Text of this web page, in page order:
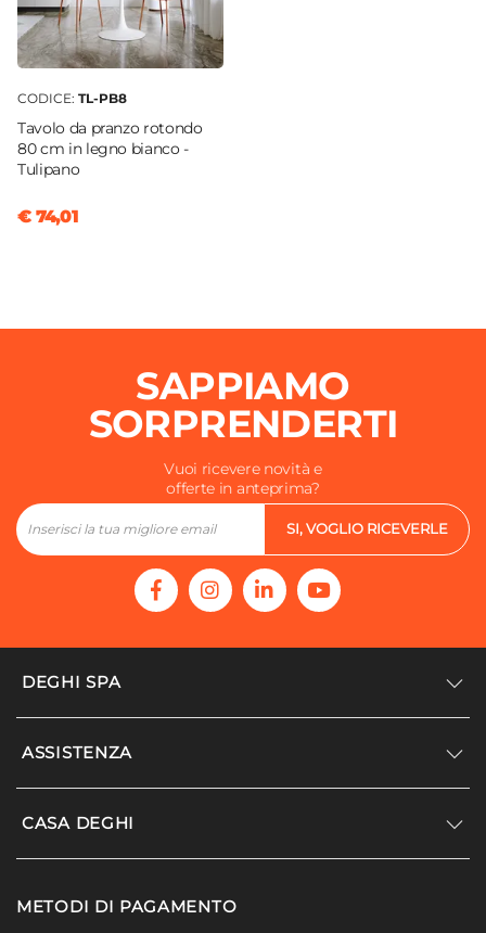
CODICE: TL-PB8
Tavolo da pranzo rotondo
80 cm in legno bianco -
Tulipano
€ 74,01
SAPPIAMO
SORPRENDERTI
Vuoi ricevere novità e
offerte in anteprima?
SI, VOGLIO RICEVERLE
DEGHI SPA
Accedi/Registrati
Modello organizzativo e codice etico
ASSISTENZA
Supporto
Agevolazioni fiscali
CASA DEGHI
I nostri luoghi
METODI DI PAGAMENTO